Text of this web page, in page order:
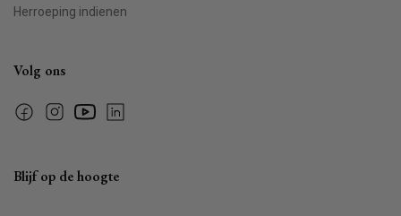
Herroeping indienen
Volg ons
FacebookInstagramYouTubeLinkedin
Blijf op de hoogte